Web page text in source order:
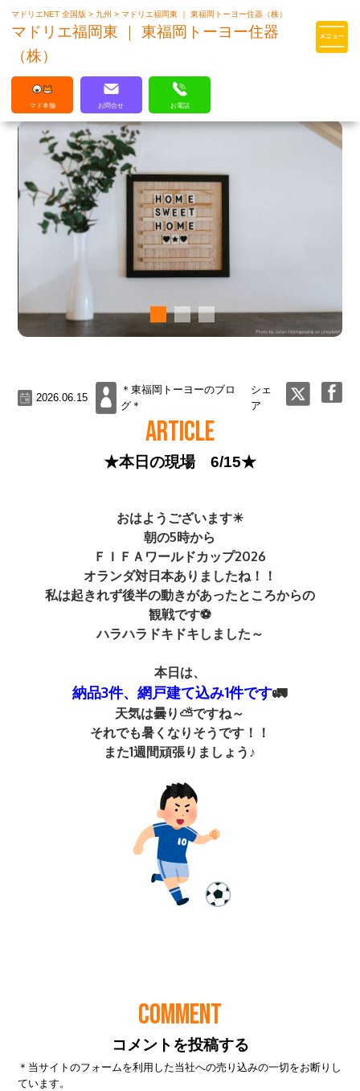
マドリエはLIXILの厳しい基準を
クリアした住まいのプロ集団です
マドリエNET 全国版> 九州>マドリエ福岡東 ｜ 東福岡トーヨー住器（株）
マドリエ福岡東 ｜ 東福岡トーヨー住器
（株）
マド本舗 お問合せ お電話
2026.06.15
＊東福岡トーヨーのブロ
グ＊
シェ
ア
ARTICLE
★本日の現場 6/15★
COMMENT
コメントを投稿する
＊当サイトのフォームを利用した当社への売り込みの一切をお断りし
ています。